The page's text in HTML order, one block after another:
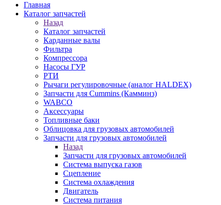
Главная
Каталог запчастей
Назад
Каталог запчастей
Карданные валы
Фильтра
Компрессора
Насосы ГУР
РТИ
Рычаги регулировочные (аналог HALDEX)
Запчасти для Cummins (Камминз)
WABCO
Аксессуары
Топливные баки
Облицовка для грузовых автомобилей
Запчасти для грузовых автомобилей
Назад
Запчасти для грузовых автомобилей
Система выпуска газов
Сцепление
Система охлаждения
Двигатель
Система питания